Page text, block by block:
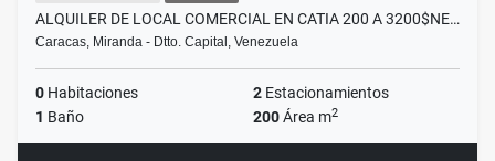
ALQUILER DE LOCAL COMERCIAL EN CATIA 200 A 3200$NE…
Caracas, Miranda - Dtto. Capital, Venezuela
0 Habitaciones 2 Estacionamientos
1 Baño 200Área m2